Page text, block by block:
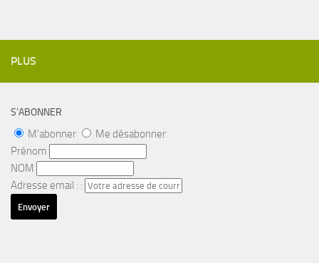
PLUS
S’ABONNER
M'abonner
Me désabonner
Prénom
NOM
Adresse email : :